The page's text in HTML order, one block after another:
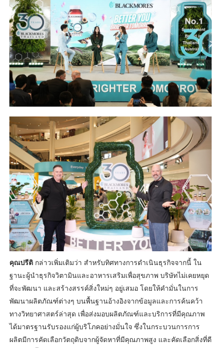
คุณปรีติ กล่าวเพิ่มเติมว่า สำหรับทิศทางการดำเนินธุรกิจจากนี้ ใน
ฐานะผู้นำธุรกิจวิตามินและอาหารเสริมเพื่อสุขภาพ บริษัทไม่เคยหยุด
ที่จะพัฒนา และสร้างสรรค์สิ่งใหม่ๆ อยู่เสมอ โดยให้คำมั่นในการ
พัฒนาผลิตภัณฑ์ต่างๆ บนพื้นฐานอ้างอิงจากข้อมูลและการค้นคว้า
ทางวิทยาศาสตร์ล่าสุด เพื่อส่งมอบผลิตภัณฑ์และบริการที่มีคุณภาพ
ได้มาตรฐานรับรองแก่ผู้บริโภคอย่างมั่นใจ ซึ่งในกระบวนการการ
ผลิตมีการคัดเลือกวัตถุดิบจากผู้จัดหาที่มีคุณภาพสูง และคัดเลือกสิ่งที่ดี